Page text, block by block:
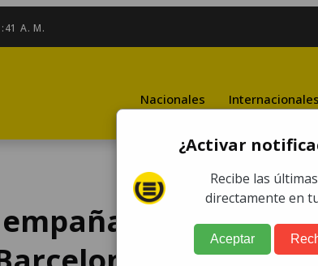
A. M.
Nacionales Internacionales
la "fiesta de
¿Activar
Recibe las
directamente en
Aceptar